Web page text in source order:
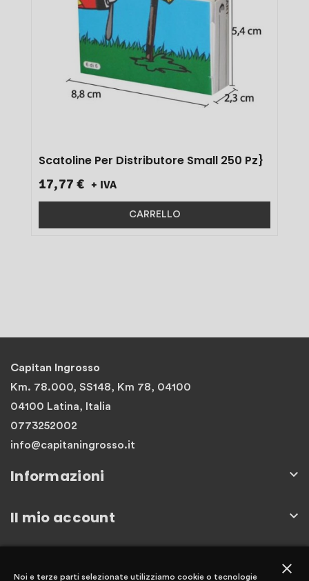
Scatoline Per Distributore Small 250 Pz}
17,77 € + IVA
CARRELLO
Capitan Ingrosso
Km. 78.000, SS148, Km 78, 04100
04100 Latina, Italia
0773252002
info@capitaningrosso.it
Informazioni 
Il mio account 
close
Noi e terze parti selezionate utilizziamo cookie o tecnologie